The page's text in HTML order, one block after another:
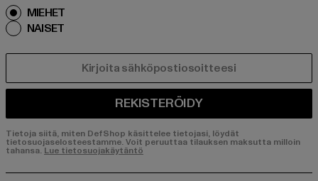
MIEHET
NAISET
REKISTERÖIDY
Tietoja siitä, miten DefShop käsittelee tietojasi, löydät
tietosuojaselosteestamme. Voit peruuttaa tilauksen maksutta milloin
tahansa. Lue tietosuojakäytäntö